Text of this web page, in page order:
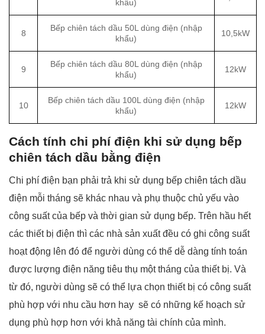
khẩu)
8
Bếp chiên tách dầu 50L dùng điện (nhập
khẩu)
10,5kW
9
Bếp chiên tách dầu 80L dùng điện (nhập
khẩu)
12kW
10
Bếp chiên tách dầu 100L dùng điện (nhập
khẩu)
12kW
Cách tính chi phí điện khi sử dụng bếp
chiên tách dầu bằng điện
Chi phí điện bạn phải trả khi sử dụng bếp chiên tách dầu
điện mỗi tháng sẽ khác nhau và phụ thuộc chủ yếu vào
công suất của bếp và thời gian sử dụng bếp. Trên hầu hết
các thiết bị điện thì các nhà sản xuất đều có ghi công suất
hoạt động lên đó để người dùng có thể dễ dàng tính toán
được lượng điện năng tiêu thụ một tháng của thiết bị. Và
từ đó, người dùng sẽ có thể lựa chọn thiết bị có công suất
phù hợp với nhu cầu hơn hay sẽ có những kế hoạch sử
dụng phù hợp hơn với khả năng tài chính của mình.